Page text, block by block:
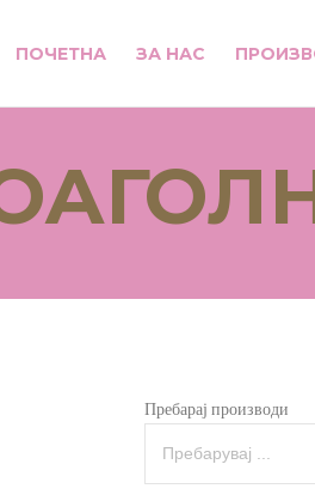
ПОЧЕТНА ЗА НАС
Пребарај производи